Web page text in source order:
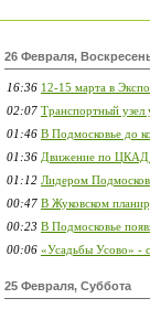
26 Февраля,
16:36 12-15 марта в
02:07 Транспортный узел
01:46 В Подмосковье до
01:36 Движение по ЦКАД
01:12 Лидером
00:47 В Жуковском
00:23 В Подмосковье
00:06 «Усадьбы Усово» -
25 Февраля, Суббота